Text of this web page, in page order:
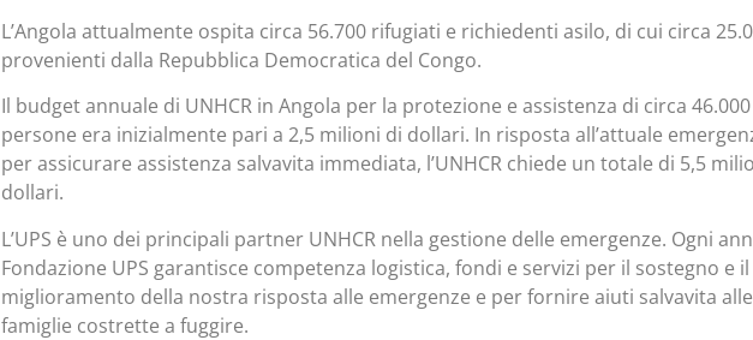
L’Angola attualmente ospita circa 56.700 rifugiati e richiedenti asilo, di cui circa
provenienti dalla Repubblica Democratica del Congo.
Il budget annuale di UNHCR in Angola per la protezione e assistenza di circa 46.000
persone era inizialmente pari a 2,5 milioni di dollari. In risposta all’attuale
per assicurare assistenza salvavita immediata, l’UNHCR chiede un totale di 5,5
dollari.
L’UPS è uno dei principali partner UNHCR nella gestione delle emergenze. Ogni
Fondazione UPS garantisce competenza logistica, fondi e servizi per il sostegno e il
miglioramento della nostra risposta alle emergenze e per fornire aiuti salvavita alle
famiglie costrette a fuggire.